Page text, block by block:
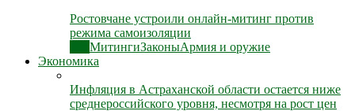
Ростовчане устроили онлайн-митинг против
режима самоизоляции
МитингиЗаконыАрмия и оружие
Экономика
Инфляция в Астраханской области остается ниже
среднероссийского уровня, несмотря на рост цен